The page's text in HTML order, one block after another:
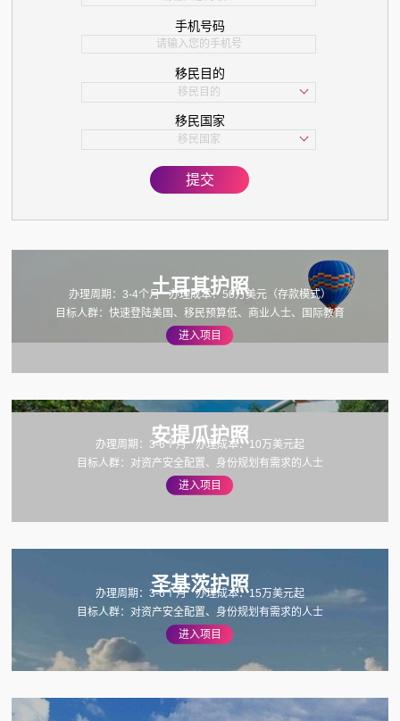
手机号码
移民目的
移民目的
子女教育
移民国家
移民国家
欧洲
亚洲
提交
土耳其护照
办理周期：3-4个月
办理成本：50万美元（存款模式）
目标人群：快速登陆美国、移民预算低、商业人士、国际教育
进入项目
安提瓜护照
办理周期：3-6个月
办理成本：10万美元起
目标人群：对资产安全配置、身份规划有需求的人士
进入项目
圣基茨护照
办理周期：3-6个月
办理成本：15万美元起
目标人群：对资产安全配置、身份规划有需求的人士
进入项目